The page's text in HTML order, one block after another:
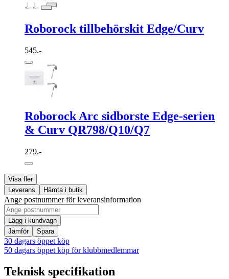
Roborock tillbehörskit Edge/Curv
545.-
Roborock Arc sidborste Edge-serien
& Curv QR798/Q10/Q7
279.-
Visa fler
Leverans
Hämta i butik
Ange postnummer för leveransinformation
Lägg i kundvagn
Jämför
Spara
30 dagars öppet köp
50 dagars öppet köp för klubbmedlemmar
Teknisk specifikation